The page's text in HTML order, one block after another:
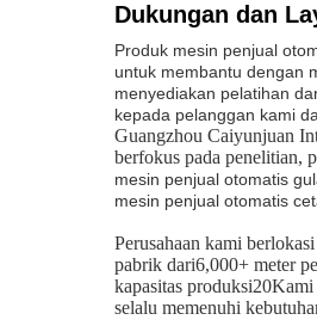
Dukungan dan
Produk mesin penjual
untuk membantu dengan
menyediakan pelatihan
kepada pelanggan kami
Guangzhou Caiyunjuan
berfokus pada penelitian,
mesin penjual otomatis
mesin penjual otomatis
Perusahaan kami
pabrik dari6,000+ meter
kapasitas produksi20Kami
selalu memenuhi